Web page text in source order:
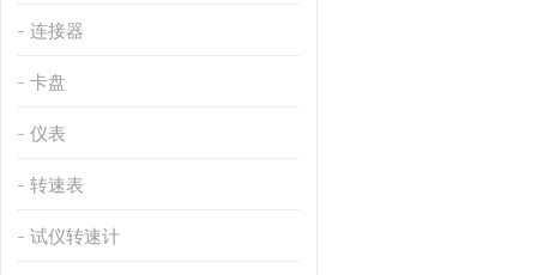
连接器
卡盘
仪表
转速表
试仪转速计